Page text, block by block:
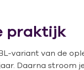
praktijk
variant van de
Daarna stroom